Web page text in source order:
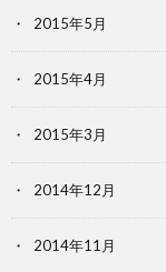
2015年5月
2015年4月
2015年3月
2014年12月
2014年11月